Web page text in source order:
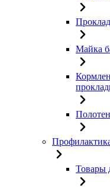
Майка
Товары